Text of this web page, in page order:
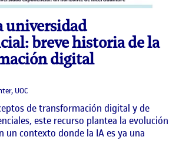
universidad
breve historia de la
digital
UOC
de transformación digital y de
este recurso plantea la evolución
un contexto donde la IA es ya una